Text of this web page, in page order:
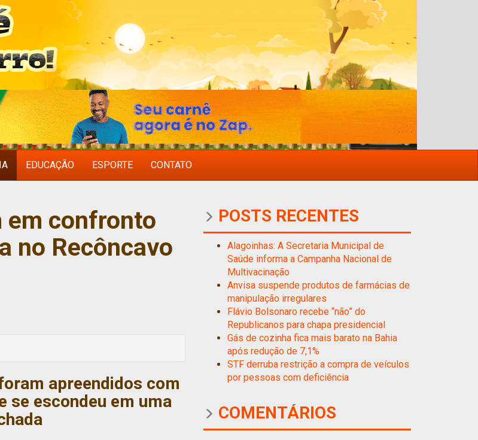
EDUCAÇÃO ESPORTE CONTATO
em confronto
no Recôncavo
apreendidos com
se escondeu em uma
POSTS RECENTES
Alagoinhas: A Secretaria Municipal de
Saúde informa a Campanha Nacional de
Multivacinação
Anvisa suspende produtos de farmácias de
manipulação irregulares
Flávio Bolsonaro recebe “não” do
Republicanos para chapa presidencial
Gás de cozinha fica mais barato na Bahia
após redução de 7,1%
STF derruba restrição a compra de veículos
por pessoas com deficiência
COMENTÁRIOS